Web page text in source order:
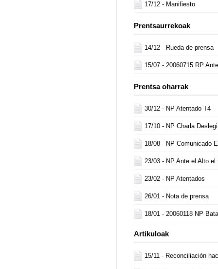
17/12 - Manifiesto
Prentsaurrekoak
14/12 - Rueda de prensa
15/07 - 20060715 RP
Prentsa oharrak
30/12 - NP Atentado T4
17/10 - NP Charla
18/08 - NP Comunicado
23/03 - NP Ante el Alto el
23/02 - NP Atentados
26/01 - Nota de prensa
18/01 - 20060118 NP
Artikuloak
15/11 - Reconciliación